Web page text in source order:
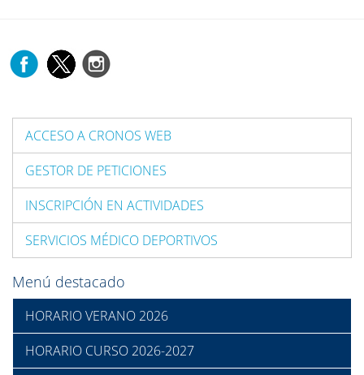
ACCESO A CRONOS WEB
GESTOR DE PETICIONES
INSCRIPCIÓN EN ACTIVIDADES
SERVICIOS MÉDICO DEPORTIVOS
Menú destacado
HORARIO VERANO 2026
HORARIO CURSO 2026-2027